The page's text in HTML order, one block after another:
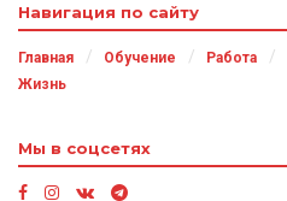
Навигация по сайту
Главная Обучение Работа
Жизнь
Мы в соцсетях